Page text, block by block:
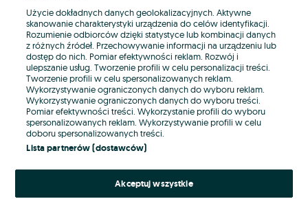
E-mail
Hasło
Nie pamiętasz hasła?
Użycie dokładnych danych geolokalizacyjnych. Aktywne
skanowanie charakterystyki urządzenia do celów identyfikacji.
Rozumienie odbiorców dzięki statystyce lub kombinacji danych
z różnych źródeł. Przechowywanie informacji na urządzeniu lub
dostęp do nich. Pomiar efektywności reklam. Rozwój i
ulepszanie usług. Tworzenie profili w celu personalizacji treści.
Tworzenie profili w celu spersonalizowanych reklam.
Wykorzystywanie ograniczonych danych do wyboru reklam.
Wykorzystywanie ograniczonych danych do wyboru treści.
Pomiar efektywności treści. Wykorzystanie profili do wyboru
spersonalizowanych reklam. Wykorzystywanie profili w celu
doboru spersonalizowanych treści.
Lista partnerów (dostawców)
Akceptuj wszystkie